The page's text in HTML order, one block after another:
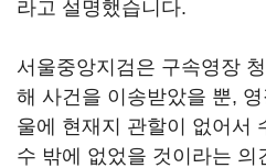
라고 설명했습니다.
서울중앙지검은 구속영장
해 사건을 이송받았을 뿐,
울에 현재지 관할이 없어서
수 밖에 없었을 것이라는 의